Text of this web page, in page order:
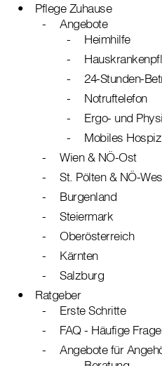
Pflege Zuhause
Angebote
Heimhilfe
24-Stunden-
Notruftelefon
Ergo- und
Mobiles Hospiz
Wien & NÖ-Ost
St. Pölten & NÖ-
Burgenland
Steiermark
Oberösterreich
Kärnten
Salzburg
Ratgeber
Erste Schritte
FAQ - Häufige
Angebote für